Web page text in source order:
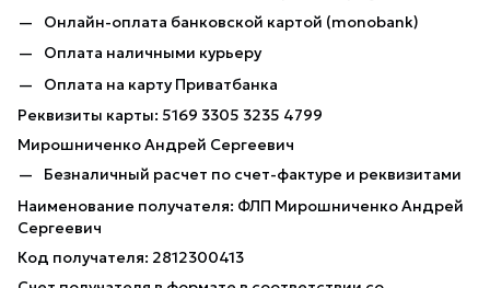
Онлайн-оплата банковской картой (monobank)
Оплата наличными курьеру
Оплата на карту Приватбанка
Реквизиты карты: 5169 3305 3235 4799
Мирошниченко Андрей Сергеевич
Безналичный расчет по счет-фактуре и реквизитами
Наименование получателя: ФЛП Мирошниченко Андрей
Сергеевич
Код получателя: 2812300413